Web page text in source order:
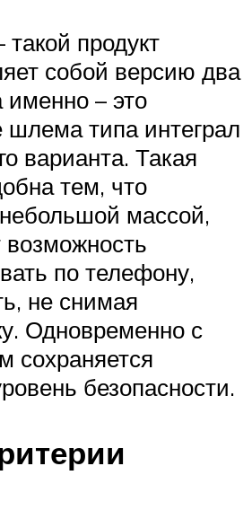
продукт
собой версию два
именно – это
шлема типа интеграл
варианта. Такая
тем, что
массой,
возможность
по телефону,
не снимая
Одновременно с
сохраняется
безопасности.